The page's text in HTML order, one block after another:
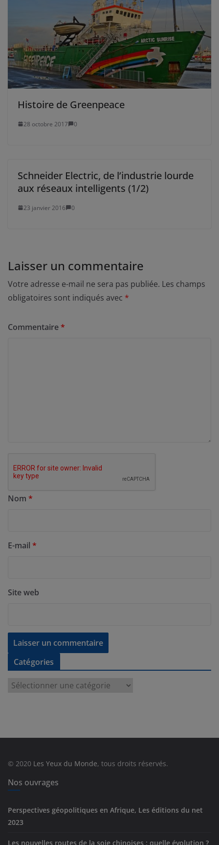
Histoire de Greenpeace
28 octobre 2017 0
Schneider Electric, de l’industrie lourde
aux réseaux intelligents (1/2)
23 janvier 2016 0
Laisser un commentaire
Votre adresse e-mail ne sera pas publiée. Les champs
obligatoires sont indiqués avec *
Commentaire*
Nom *
E-mail *
Site web
Catégories
e
s
© 2020 Les Yeux du Monde, tous droits réservés.
Nos ouvrages
Perspectives géopolitiques en Afrique, Les éditions du net
2023
Les nouvelles routes de la soie chinoises : quelle évolution ?